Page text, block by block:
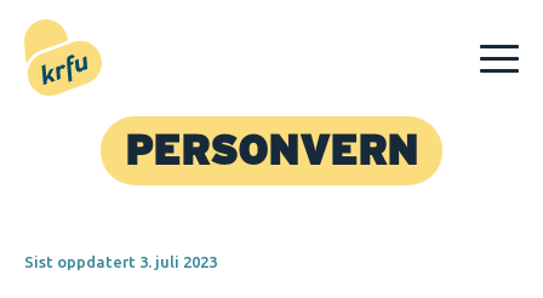
PERSONVERN
Sist oppdatert 3. juli 2023